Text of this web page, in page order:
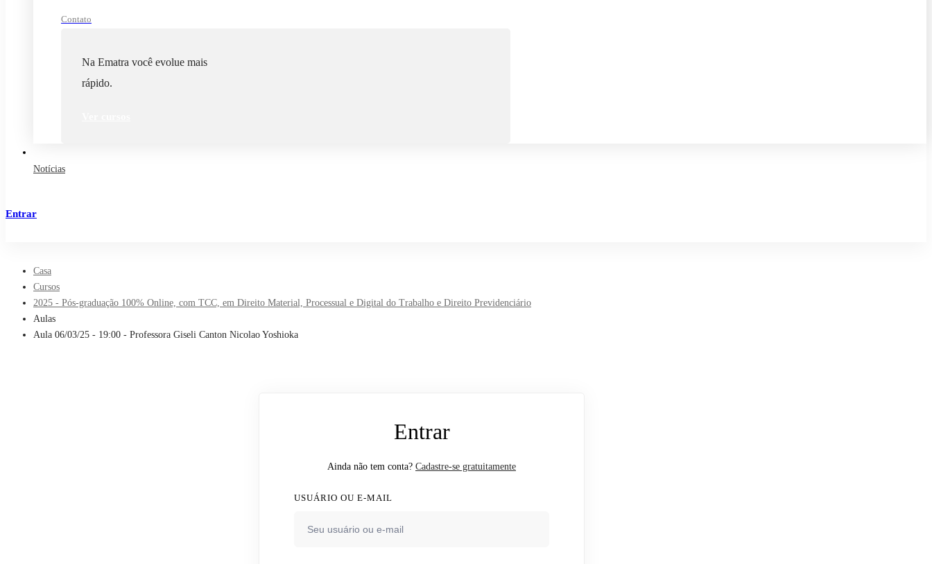
Contato
Na Ematra você evolue mais
rápido.
Notícias
Entrar
Casa
Cursos
2025 - Pós-graduação 100% Online, com TCC, em Direito Material, Processual e Digital do Trabalho e Direito Previdenciário
Aulas
Aula 06/03/25 - 19:00 - Professora Giseli Canton Nicolao Yoshioka
Entrar
Ainda não tem conta? Cadastre-se gratuitamente
USUÁRIO OU E-MAIL